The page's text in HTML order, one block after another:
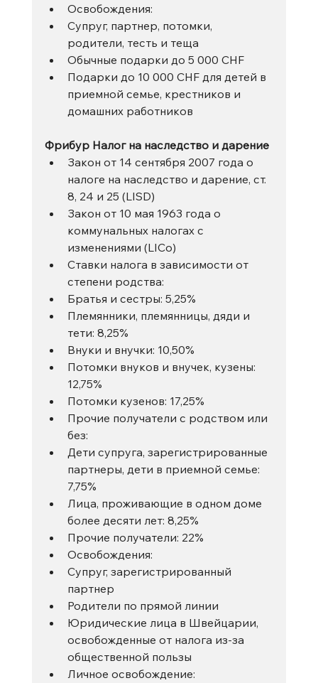
Освобождения:
Супруг, партнер, потомки,
родители, тесть и теща
Обычные подарки до 5 000 CHF
Подарки до 10 000 CHF для детей в
приемной семье, крестников и
домашних работников
Фрибур Налог на наследство и дарение
Закон от 14 сентября 2007 года о
налоге на наследство и дарение, ст.
8, 24 и 25 (LISD)
Закон от 10 мая 1963 года о
коммунальных налогах с
изменениями (LICo)
Ставки налога в зависимости от
степени родства:
Братья и сестры: 5,25%
Племянники, племянницы, дяди и
тети: 8,25%
Внуки и внучки: 10,50%
Потомки внуков и внучек, кузены:
12,75%
Потомки кузенов: 17,25%
Прочие получатели с родством или
без:
Дети супруга, зарегистрированные
партнеры, дети в приемной семье:
7,75%
Лица, проживающие в одном доме
более десяти лет: 8,25%
Прочие получатели: 22%
Освобождения:
Супруг, зарегистрированный
партнер
Родители по прямой линии
Юридические лица в Швейцарии,
освобожденные от налога из-за
общественной пользы
Личное освобождение: